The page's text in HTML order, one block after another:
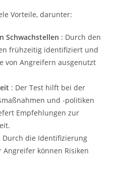
Vorteile, darunter:
Schwachstellen : Durch den
frühzeitig identifiziert und
von Angreifern ausgenutzt
: Der Test hilft bei der
und -politiken
Empfehlungen zur
Durch die Identifizierung
können Risiken